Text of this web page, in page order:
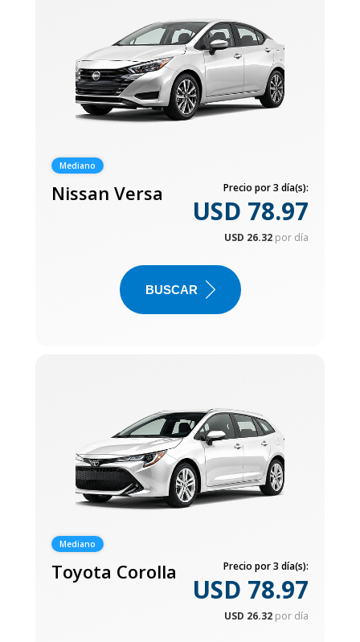
Mediano
Nissan Versa Precio por 3 día(s):
USD 78.97
USD 26.32 por día
BUSCAR
Mediano
Toyota Corolla Precio por 3 día(s):
USD 78.97
USD 26.32 por día